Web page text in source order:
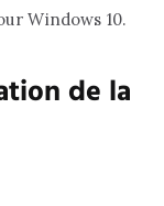
Windows 10.
de la